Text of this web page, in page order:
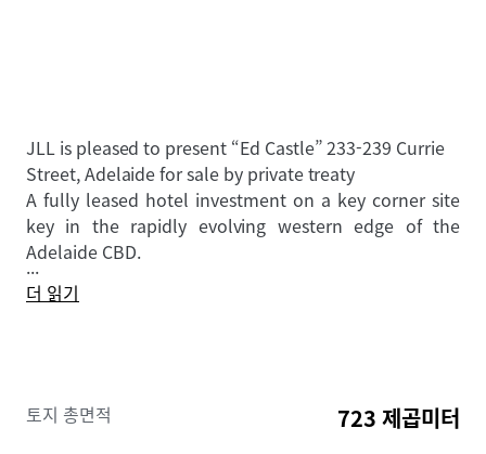
JLL is pleased to present “Ed Castle”233-239 Currie
Street, Adelaidefor sale by private treaty
A fully leased hotel investment on a key corner site
key in the rapidly evolving western edge of the
Adelaide CBD.
...
더 읽기
토지 총면적 723 제곱미터